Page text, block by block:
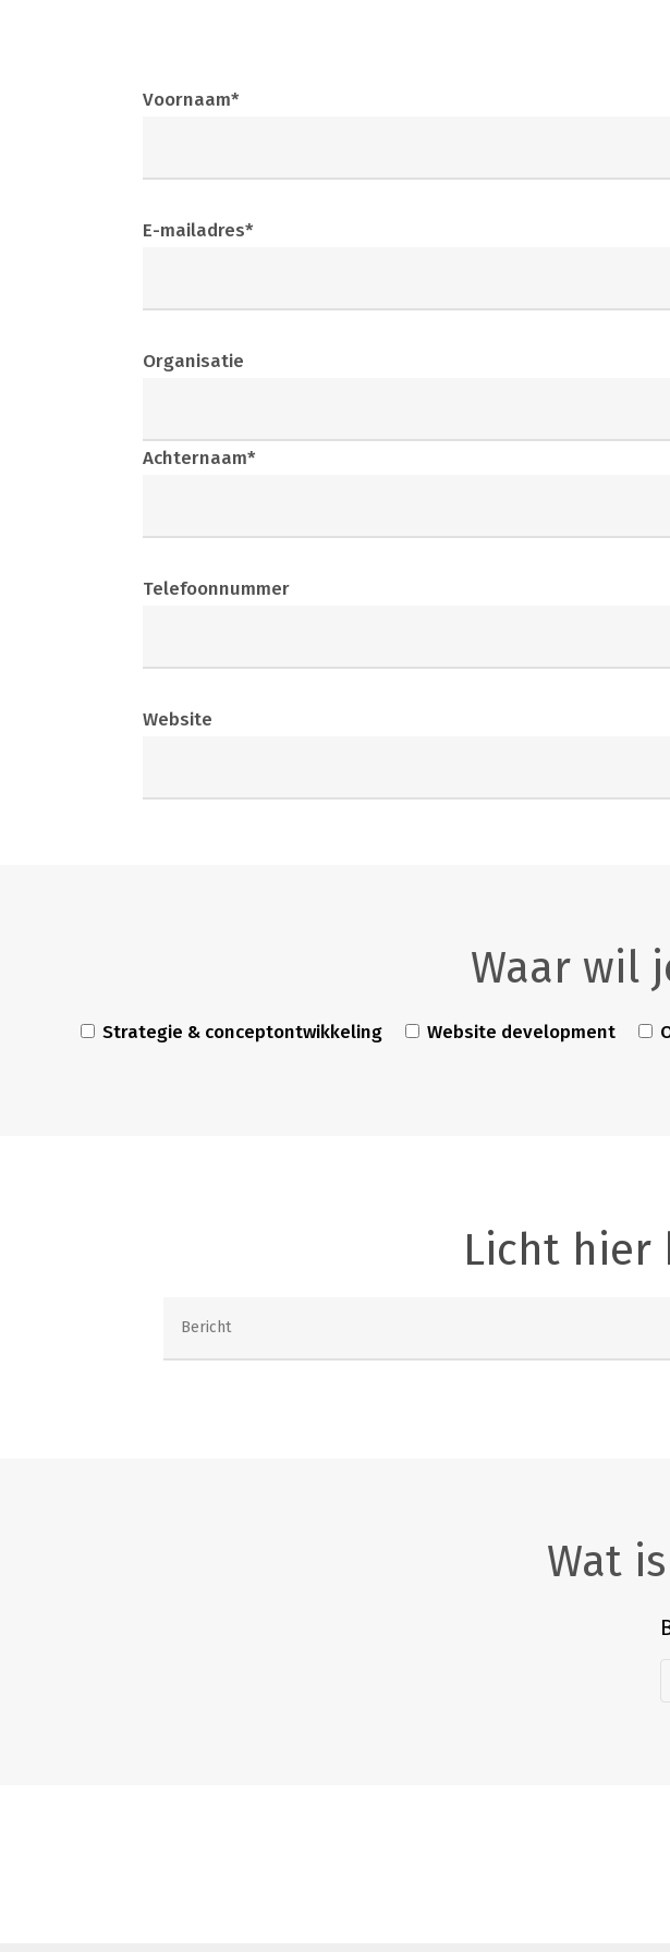
Voornaam*
E-mailadres*
Organisatie
Achternaam*
Telefoonnummer
Website
Waar wil
Strategie & conceptontwikkeling Website development
Licht hier
Wat